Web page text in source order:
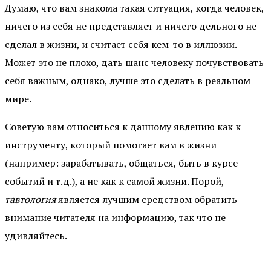
Думаю, что вам знакома такая ситуация, когда человек,
ничего из себя не представляет и ничего дельного не
сделал в жизни, и считает себя кем-то в иллюзии.
Может это не плохо, дать шанс человеку почувствовать
себя важным, однако, лучше это сделать в реальном
мире.
Советую вам относиться к данному явлению как к
инструменту, который помогает вам в жизни
(например: зарабатывать, общаться, быть в курсе
событий и т.д.), а не как к самой жизни. Порой,
тавтологияявляется лучшим средством обратить
внимание читателя на информацию, так что не
удивляйтесь.